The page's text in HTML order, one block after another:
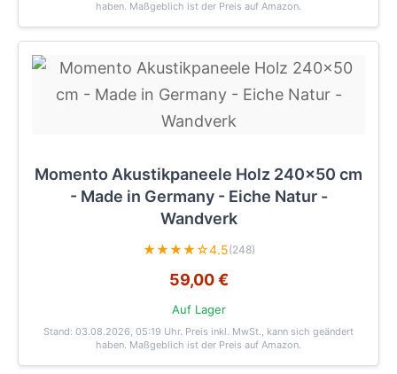
haben. Maßgeblich ist der Preis auf Amazon.
Momento Akustikpaneele Holz 240x50 cm
- Made in Germany - Eiche Natur -
Wandverk
★★★★☆4.5(248)
59,00 €
Auf Lager
Stand: 03.08.2026, 05:19 Uhr. Preis inkl. MwSt., kann sich geändert
haben. Maßgeblich ist der Preis auf Amazon.